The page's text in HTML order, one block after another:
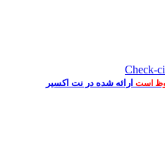
Check-
است ارائه شده در نت اکسیر